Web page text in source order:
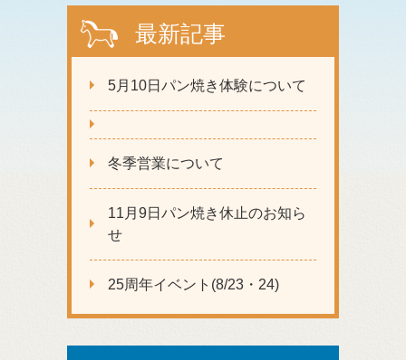
最新記事
5月10日パン焼き体験について
冬季営業について
11月9日パン焼き休止のお知ら
せ
25周年イベント(8/23・24)